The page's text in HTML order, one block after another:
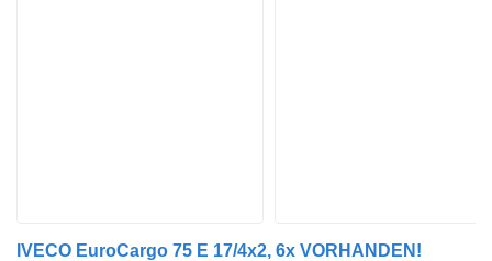
IVECO EuroCargo 75 E 17/4x2, 6x VORHANDEN!